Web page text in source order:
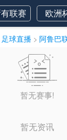
联赛 欧洲
足球直播 >
暂无赛事!
暂无资讯